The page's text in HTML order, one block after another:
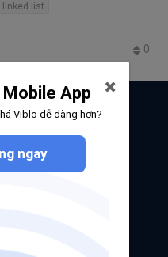
linked list
0
Learning
App
Viblo dễ dàng hơn?
ngay